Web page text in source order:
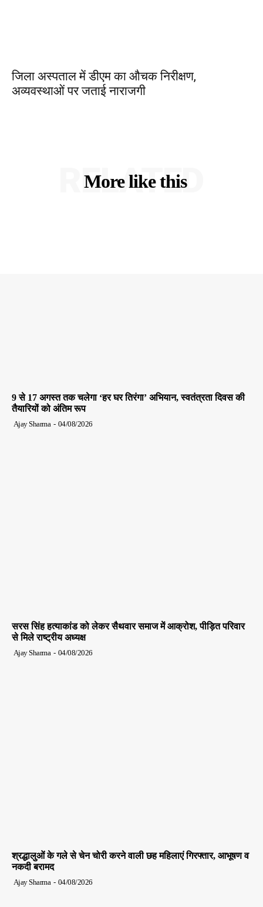
जिला अस्पताल में डीएम का औचक निरीक्षण,
अव्यवस्थाओं पर जताई नाराजगी
More like this
RELATED
9 से 17 अगस्त तक चलेगा ‘हर घर तिरंगा’ अभियान, स्वतंत्रता दिवस की
तैयारियों को अंतिम रूप
Ajay Sharma - 04/08/2026
सरस सिंह हत्याकांड को लेकर सैथवार समाज में आक्रोश, पीड़ित परिवार
से मिले राष्ट्रीय अध्यक्ष
Ajay Sharma - 04/08/2026
श्रद्धालुओं के गले से चेन चोरी करने वाली छह महिलाएं गिरफ्तार, आभूषण व
नकदी बरामद
Ajay Sharma - 04/08/2026